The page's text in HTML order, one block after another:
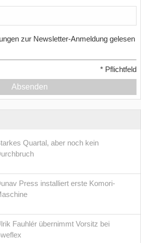
zur Newsletter-Anmeldung gelesen
* Pflichtfeld
Absenden
Quartal, aber noch kein
Press installiert erste Komori-
Fauhlér übernimmt Vorsitz bei